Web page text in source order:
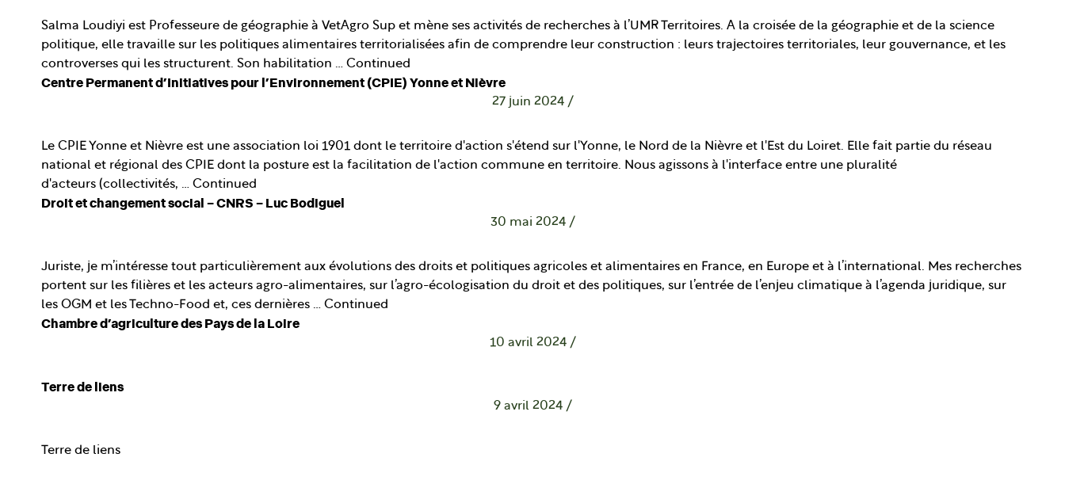
Salma Loudiyi est Professeure de géographie à VetAgro Sup et mène ses activités de recherches à l’UMR Territoires. A la croisée de la géographie et de la science
politique, elle travaille sur les politiques alimentaires territorialisées afin de comprendre leur construction : leurs trajectoires territoriales, leur gouvernance, et les
controverses qui les structurent. Son habilitation … Continued
Centre Permanent d’Initiatives pour l’Environnement (CPIE) Yonne et Nièvre
27 juin 2024 /
Le CPIE Yonne et Nièvre est une association loi 1901 dont le territoire d'action s'étend sur l'Yonne, le Nord de la Nièvre et l'Est du Loiret. Elle fait partie du réseau
national et régional des CPIE dont la posture est la facilitation de l'action commune en territoire. Nous agissons à l'interface entre une pluralité
d'acteurs (collectivités, … Continued
Droit et changement social – CNRS – Luc Bodiguel
30 mai 2024 /
Juriste, je m’intéresse tout particulièrement aux évolutions des droits et politiques agricoles et alimentaires en France, en Europe et à l’international. Mes recherches
portent sur les filières et les acteurs agro-alimentaires, sur l’agro-écologisation du droit et des politiques, sur l’entrée de l’enjeu climatique à l’agenda juridique, sur
les OGM et les Techno-Food et, ces dernières … Continued
Chambre d’agriculture des Pays de la Loire
10 avril 2024 /
Terre de liens
9 avril 2024 /
Terre de liens